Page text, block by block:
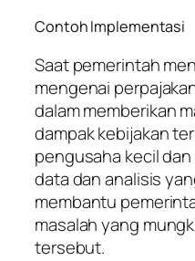
Contoh Implementasi
Saat pemerintah
mengenai
dalam memberikan
dampak kebijakan
pengusaha kecil
data dan analisis
membantu
masalah yang
tersebut.